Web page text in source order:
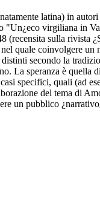
latina) in
"Un¿eco virgiliana in
sulla
quale coinvolgere
secondo la
La speranza è quella
specifici, quali (ad
del tema di
un pubblico